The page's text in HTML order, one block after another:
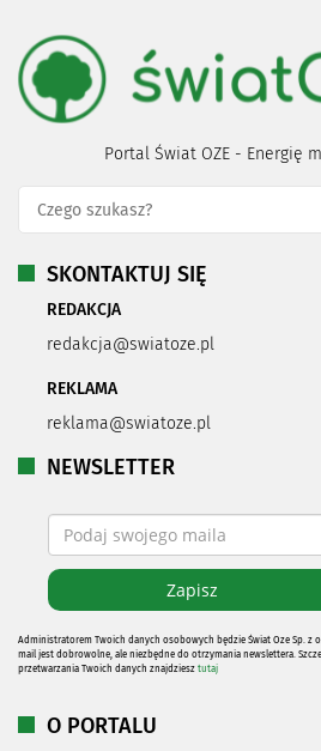
Portal Świat OZE - Energię
SKONTAKTUJ SIĘ
REDAKCJA
redakcja@swiatoze.pl
REKLAMA
reklama@swiatoze.pl
NEWSLETTER
Administratorem Twoich danych osobowych będzie Świat Oze Sp. z
mail jest dobrowolne, ale niezbędne do otrzymania newslettera.
przetwarzania Twoich danych znajdziesz tutaj
O PORTALU